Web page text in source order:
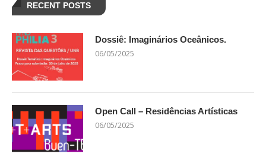
RECENT POSTS
Dossiê: Imaginários Oceânicos.
06/05/2025
Open Call – Residências Artísticas
06/05/2025